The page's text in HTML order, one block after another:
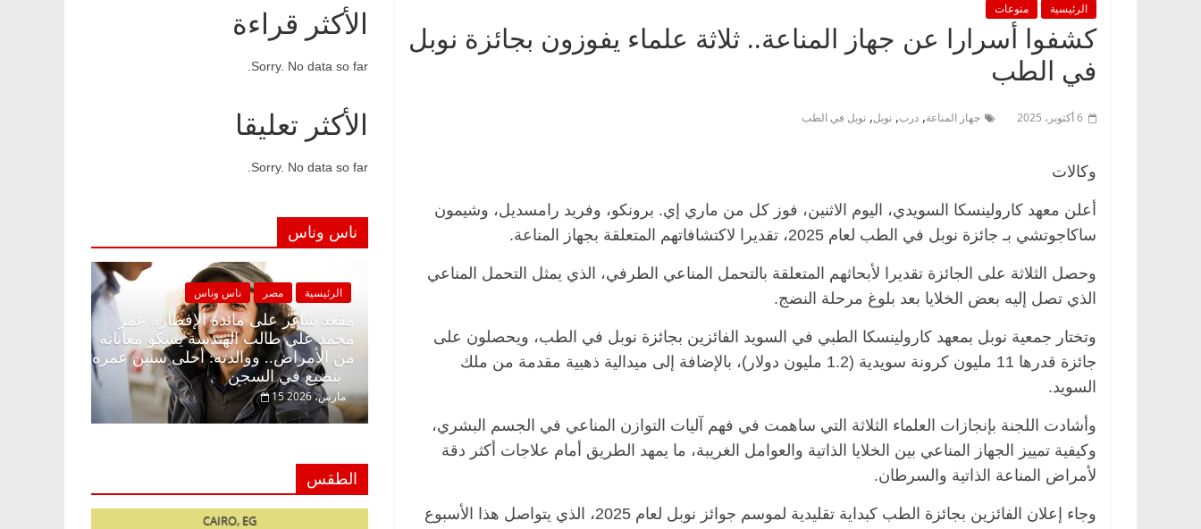
الرئيسية منوعات
كشفوا أسرارا عن جهاز المناعة.. ثلاثة علماء يفوزون بجائزة نوبل
في الطب
6 أكتوبر، 2025 جهاز المناعة, درب, نوبل, نوبل في الطب
وكالات
أعلن معهد كارولينسكا السويدي، اليوم الاثنين، فوز كل من ماري إي. برونكو، وفريد رامسديل، وشيمون
ساكاجوتشي بـ جائزة نوبل في الطب لعام 2025، تقديرا لاكتشافاتهم المتعلقة بجهاز المناعة.
وحصل الثلاثة على الجائزة تقديرا لأبحاثهم المتعلقة بالتحمل المناعي الطرفي، الذي يمثل التحمل المناعي
الذي تصل إليه بعض الخلايا بعد بلوغ مرحلة النضج.
وتختار جمعية نوبل بمعهد كارولينسكا الطبي في السويد الفائزين بجائزة نوبل في الطب، ويحصلون على
جائزة قدرها 11 مليون كرونة سويدية (1.2 مليون دولار)، بالإضافة إلى ميدالية ذهبية مقدمة من ملك
السويد.
وأشادت اللجنة بإنجازات العلماء الثلاثة التي ساهمت في فهم آليات التوازن المناعي في الجسم البشري،
وكيفية تمييز الجهاز المناعي بين الخلايا الذاتية والعوامل الغريبة، ما يمهد الطريق أمام علاجات أكثر دقة
لأمراض المناعة الذاتية والسرطان.
وجاء إعلان الفائزين بجائزة الطب كبداية تقليدية لموسم جوائز نوبل لعام 2025، الذي يتواصل هذا الأسبوع
الأكثر قراءة
Sorry. No data so far.
الأكثر تعليقا
Sorry. No data so far.
ناس وناس
الرئيسية مصر
مقعد شاغر على مائدة
محمد علي طالب الهندسة
من الأمراض.. ووالدته:
بتضيع في السجن
15 مارس، 2026
ناس وناس
مقعد شاغر على الإفطار وبلكونة بلا زينة
رمضان.. د. عبدالخالق فاروق خبير
اقتصادي في انتظار حلم الحرية ولمة
حسين عبدالهادي فارس مقاومة
الخصخصة الذي دافع عن المال العام
(بروفايل)
الرئيسية مصر ناس وناس
في ذكرى رحيله.. د. نور فرحات فقيه
قانوني دافع عن قضايا الوطن وانحاز
فاروق.. خبير اقتصادي
ميلاده وحيداً على أبواب
الطقس
CAIRO, EG